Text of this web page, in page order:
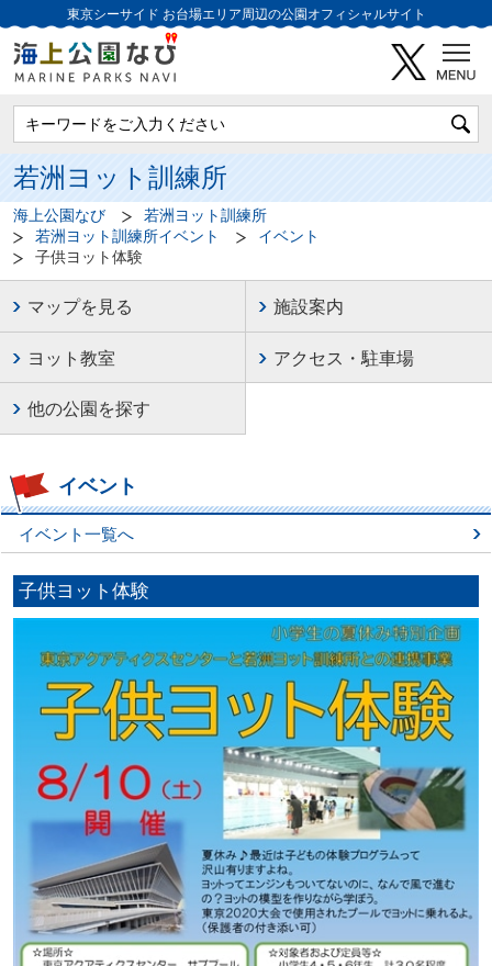
東京シーサイド お台場エリア周辺の公園オフィシャルサイト
若洲ヨット訓練所
海上公園なび
若洲ヨット訓練所
若洲ヨット訓練所イベント
イベント
子供ヨット体験
マップを見る 施設案内
ヨット教室 アクセス・駐車場
他の公園を探す
イベント
イベント一覧へ
子供ヨット体験